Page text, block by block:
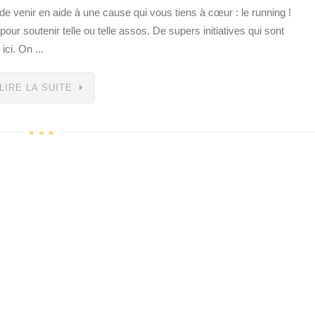
venir en aide à une cause qui vous tiens à cœur : le running !
soutenir telle ou telle assos. De supers initiatives qui sont
ici. On ...
LIRE LA SUITE